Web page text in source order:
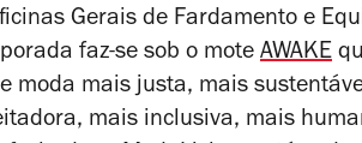
Gerais de Fardamento e
faz-se sob o mote AWAKE
moda mais justa, mais
mais inclusiva, mais